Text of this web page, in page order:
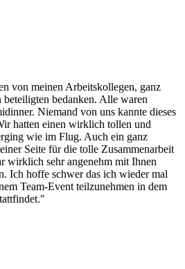
von meinen Arbeitskollegen, ganz
bedanken. Alle waren
Niemand von uns kannte dieses
hatten einen wirklich tollen und
wie im Flug. Auch ein ganz
Seite für die tolle Zusammenarbeit
wirklich sehr angenehm mit Ihnen
Ich hoffe schwer das ich wieder mal
Team-Event teilzunehmen in dem